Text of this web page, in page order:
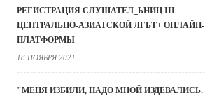
РЕГИСТРАЦИЯ СЛУШАТЕЛ_ЬНИЦ III
ЦЕНТРАЛЬНО-АЗИАТСКОЙ ЛГБТ+ ОНЛАЙН-
ПЛАТФОРМЫ
18 НОЯБРЯ 2021
"МЕНЯ ИЗБИЛИ, НАДО МНОЙ ИЗДЕВАЛИСЬ.